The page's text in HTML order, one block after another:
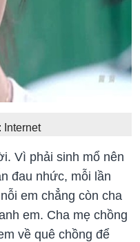
Internet
Vì phải sinh mổ nên
đau nhức, mỗi lần
em chẳng còn cha
em. Cha mẹ chồng
về quê chồng để